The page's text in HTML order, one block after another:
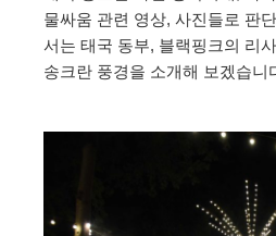
물싸움 관련 영상, 사진들로 판
서는 태국 동부, 블랙핑크의 리
송크란 풍경을 소개해 보겠습니